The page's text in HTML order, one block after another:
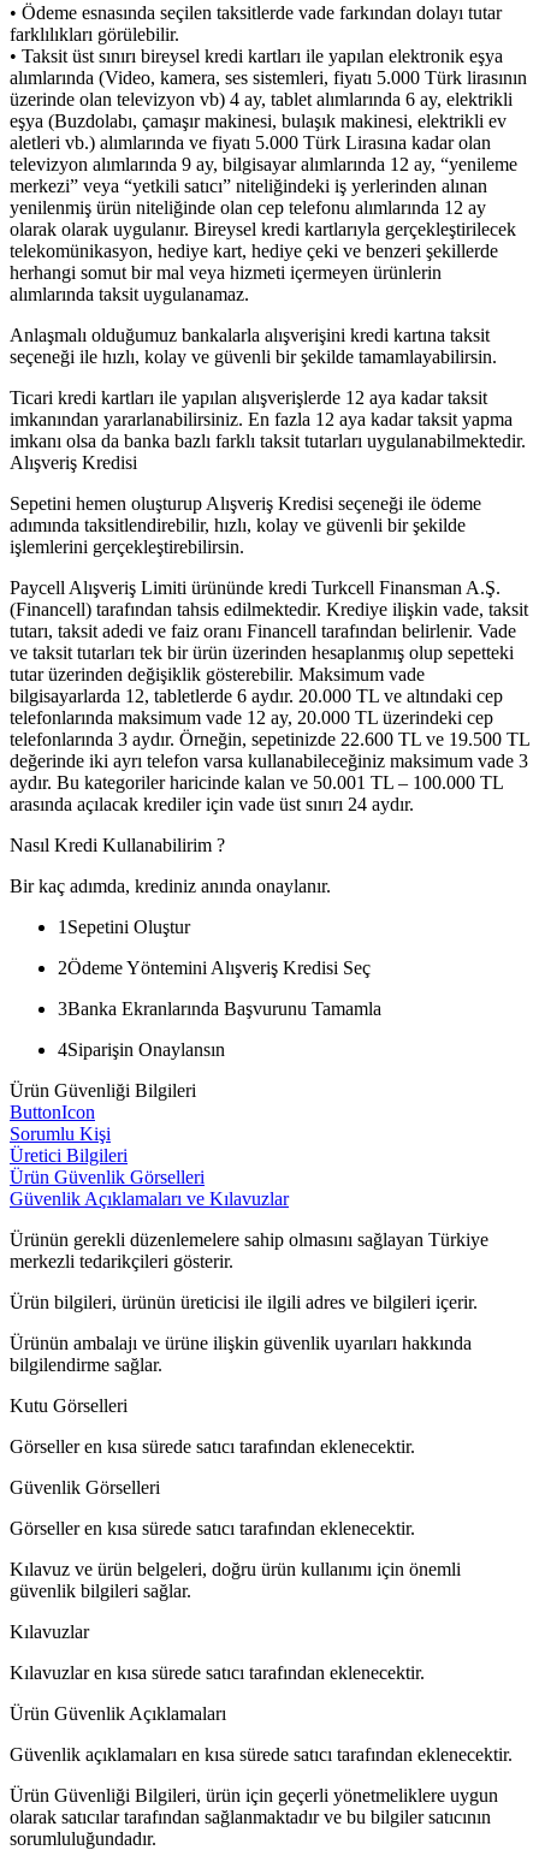
• Ödeme esnasında seçilen taksitlerde vade farkından dolayı tutar
farklılıkları görülebilir.
• Taksit üst sınırı bireysel kredi kartları ile yapılan elektronik eşya
alımlarında (Video, kamera, ses sistemleri, fiyatı 5.000 Türk lirasının
üzerinde olan televizyon vb) 4 ay, tablet alımlarında 6 ay, elektrikli
eşya (Buzdolabı, çamaşır makinesi, bulaşık makinesi, elektrikli ev
aletleri vb.) alımlarında ve fiyatı 5.000 Türk Lirasına kadar olan
televizyon alımlarında 9 ay, bilgisayar alımlarında 12 ay, “yenileme
merkezi” veya “yetkili satıcı” niteliğindeki iş yerlerinden alınan
yenilenmiş ürün niteliğinde olan cep telefonu alımlarında 12 ay
olarak olarak uygulanır. Bireysel kredi kartlarıyla gerçekleştirilecek
telekomünikasyon, hediye kart, hediye çeki ve benzeri şekillerde
herhangi somut bir mal veya hizmeti içermeyen ürünlerin
alımlarında taksit uygulanamaz.
Anlaşmalı olduğumuz bankalarla alışverişini kredi kartına taksit
seçeneği ile hızlı, kolay ve güvenli bir şekilde tamamlayabilirsin.
Ticari kredi kartları ile yapılan alışverişlerde 12 aya kadar taksit
imkanından yararlanabilirsiniz. En fazla 12 aya kadar taksit yapma
imkanı olsa da banka bazlı farklı taksit tutarları uygulanabilmektedir.
Alışveriş Kredisi
Sepetini hemen oluşturup Alışveriş Kredisi seçeneği ile ödeme
adımında taksitlendirebilir, hızlı, kolay ve güvenli bir şekilde
işlemlerini gerçekleştirebilirsin.
Paycell Alışveriş Limiti ürününde kredi Turkcell Finansman A.Ş.
(Financell) tarafından tahsis edilmektedir. Krediye ilişkin vade, taksit
tutarı, taksit adedi ve faiz oranı Financell tarafından belirlenir. Vade
ve taksit tutarları tek bir ürün üzerinden hesaplanmış olup sepetteki
tutar üzerinden değişiklik gösterebilir. Maksimum vade
bilgisayarlarda 12, tabletlerde 6 aydır. 20.000 TL ve altındaki cep
telefonlarında maksimum vade 12 ay, 20.000 TL üzerindeki cep
telefonlarında 3 aydır. Örneğin, sepetinizde 22.600 TL ve 19.500 TL
değerinde iki ayrı telefon varsa kullanabileceğiniz maksimum vade 3
aydır. Bu kategoriler haricinde kalan ve 50.001 TL – 100.000 TL
arasında açılacak krediler için vade üst sınırı 24 aydır.
Nasıl Kredi Kullanabilirim ?
Bir kaç adımda, krediniz anında onaylanır.
1 Sepetini Oluştur
2Ödeme Yöntemini Alışveriş Kredisi Seç
3Banka Ekranlarında Başvurunu Tamamla
4Siparişin Onaylansın
Ürün Güvenliği Bilgileri
ButtonIcon
Sorumlu Kişi
Üretici Bilgileri
Ürün Güvenlik Görselleri
Güvenlik Açıklamaları ve Kılavuzlar
Ürünün gerekli düzenlemelere sahip olmasını sağlayan Türkiye
merkezli tedarikçileri gösterir.
Ürün bilgileri, ürünün üreticisi ile ilgili adres ve bilgileri içerir.
Ürünün ambalajı ve ürüne ilişkin güvenlik uyarıları hakkında
bilgilendirme sağlar.
Kutu Görselleri
Görseller en kısa sürede satıcı tarafından eklenecektir.
Güvenlik Görselleri
Görseller en kısa sürede satıcı tarafından eklenecektir.
Kılavuz ve ürün belgeleri, doğru ürün kullanımı için önemli
güvenlik bilgileri sağlar.
Kılavuzlar
Kılavuzlar en kısa sürede satıcı tarafından eklenecektir.
Ürün Güvenlik Açıklamaları
Güvenlik açıklamaları en kısa sürede satıcı tarafından eklenecektir.
Ürün Güvenliği Bilgileri, ürün için geçerli yönetmeliklere uygun
olarak satıcılar tarafından sağlanmaktadır ve bu bilgiler satıcının
sorumluluğundadır.